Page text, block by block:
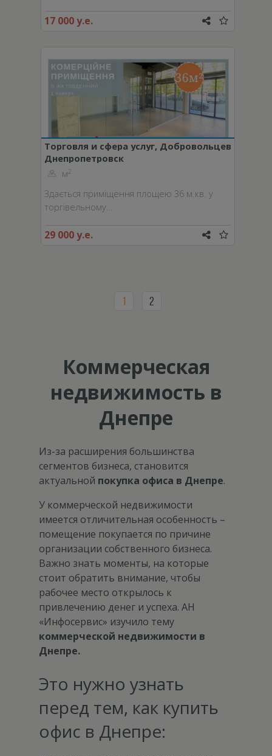
17 000 у.е.
Торговля и сфера услуг, Добровольцев
пер.
Днепропетровск
м2
Здається приміщення площею 36 м.кв. у
торгівельному…
29 000 у.е.
1 2
Коммерческая
недвижимость в
Днепре
Из-за расширения большинства
сегментов бизнеса, становится
актуальной покупка офиса в Днепре.
У коммерческой недвижимости
имеется отличительная особенность –
помещение покупается по причине
организации собственного бизнеса.
Важно знать моменты, на которые
стоит обратить внимание, чтобы
рабочее место открылось к
привлечению денег и успеха. АН
«Инфосервис» изучило тему
коммерческой недвижимости в
Днепре.
Это нужно узнать
перед тем, как купить
офис в Днепре: